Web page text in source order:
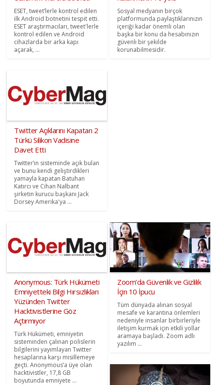
ESET, tweet’lerle kontrol edilen
ilk Android botnetini tespit etti.
ESET araştırmacıları, tweet'lerle
kontrol edilen ve Android
cihazlarda bir arka kapı
açarak, ...
Sosyal medyanın birçok
platformunda paylaştıklarınızın
içeriği kadar önemli olan
başka bir konu da hesabınızın
güvenli bir şekilde
korunabilmesidir.
Twitter Açıklarını Kapatan 2
Türkü Silikon Vadisine
Davet Etti
Twitter’ın sisteminde açık bulan
ve bunu kendi geliştirdikleri
yamayla kapatan Batuhan
Katırcı ve Cihan Nalbant
şirketin kurucu başkanı Jack
Dorsey Amerika'ya ...
Anonymous: Türk Hükümeti
Emniyetteki Bilgi Hırsızlıkları
Yüzünden Twitter
Hacktivistlerine Göz
Açtırmıyor
Türk Hükümeti, emniyetin
sisteminden çalınan polislerin
bilgilerini yayımlayan Twitter
hesaplarına karşı misillemeye
geçti. Anonymous’a üye olan
hacktivistler, 17,8 GB
boyutunda emniyete ...
Zoom’da Güvenlik ve Gizlilik
İçin 10 İpucu
Tüm dünyada alınan sosyal
mesafe ve karantina önlemleri
nedeniyle insanlar birbirleriyle
iletişim kurmak için etkili yollar
aramaya başladı. Zoom adlı
yazılım ...